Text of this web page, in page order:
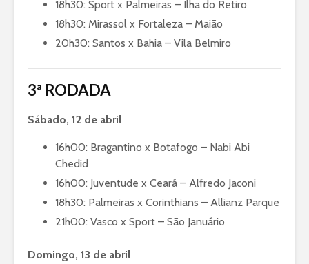
18h30: Sport x Palmeiras – Ilha do Retiro
18h30: Mirassol x Fortaleza – Maião
20h30: Santos x Bahia – Vila Belmiro
3ª RODADA
Sábado, 12 de abril
16h00: Bragantino x Botafogo – Nabi Abi
Chedid
16h00: Juventude x Ceará – Alfredo Jaconi
18h30: Palmeiras x Corinthians – Allianz Parque
21h00: Vasco x Sport – São Januário
Domingo, 13 de abril